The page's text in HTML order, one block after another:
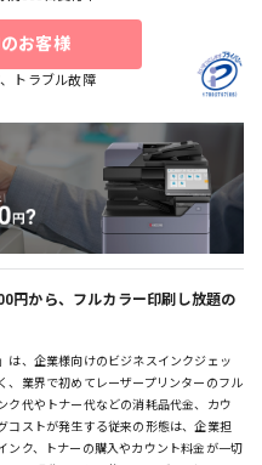
お客様
トラブル故障
円から、フルカラー印刷し放題の
は、企業様向けのビジネスインクジェッ
、業界で初めてレーザープリンターのフル
ク代やトナー代などの消耗品代金、カウ
コストが発生する従来の形態は、企業担
ンク、トナーの購入やカウント料金が一切